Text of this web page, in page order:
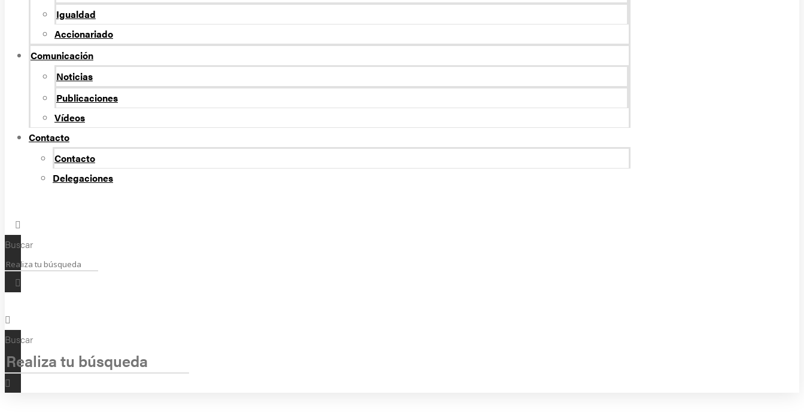
Igualdad
Accionariado
Comunicación
Noticias
Publicaciones
Vídeos
Contacto
Contacto
Delegaciones
Buscar
Buscar